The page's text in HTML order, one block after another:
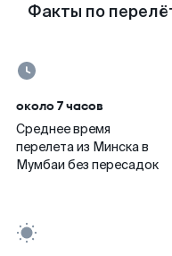
Факты по
около 7 часов
Среднее время
перелета из Минска в
Мумбаи без пересадок